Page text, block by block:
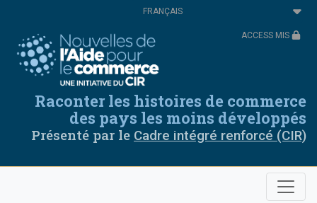
principal
Select
your
ACCESS MIS
Raconter les histoires de commerce
des pays les moins développés
Présenté par le Cadre intégré renforcé (CIR)